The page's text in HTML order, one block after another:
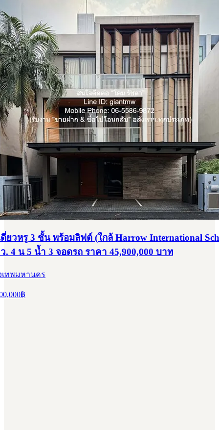
ยวหรู 3 ชั้น พร้อมลิฟต์ (ใกล้ Harrow International
. 4 น 5 น้ำ 3 จอดรถ ราคา 45,900,000 บาท
เทพมหานคร
฿